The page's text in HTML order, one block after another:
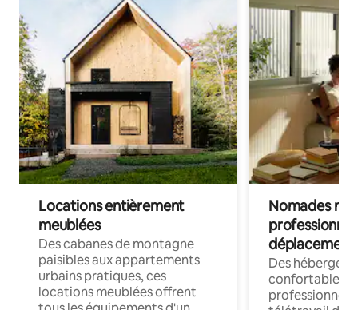
Locations entièrement
meublées
Des cabanes de montagne
paisibles aux appartements
urbains pratiques, ces
locations meublées offrent
Nomades
déplacement
Des
confortables
professionnels